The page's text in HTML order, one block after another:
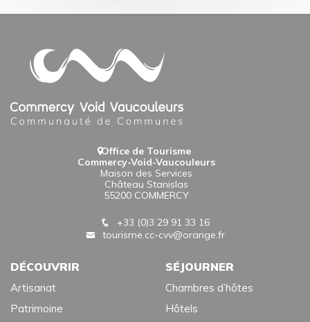
Office de Tourisme
Commercy-Void-Vaucouleurs
Maison des Services
Château Stanislas
55200 COMMERCY
+33 (0)3 29 91 33 16
tourisme.cc-cvv@orange.fr
DÉCOUVRIR
Artisanat
Patrimoine
SÉJOURNER
Chambres d’hôtes
Hôtels